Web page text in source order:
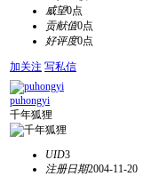
威望0点
贡献值0点
好评度0点
加关注 写私信
puhongyi
千年狐狸
UID3
注册日期2004-11-20